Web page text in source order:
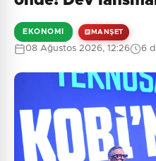
EKONOMI MANŞET
08 Ağustos 2026, 12:26 6